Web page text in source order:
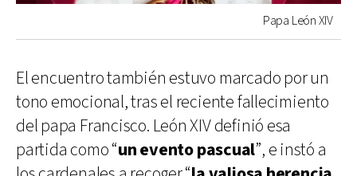
Papa León XIV
El encuentro también estuvo marcado por un
tono emocional, tras el reciente fallecimiento
del papa Francisco. León XIV definió esa
partida como “un evento pascual”, e instó a